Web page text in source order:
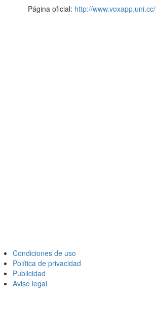
Página oficial: http://www.voxapp.uni.cc/
Condiciones de uso
Política de privacidad
Publicidad
Aviso legal